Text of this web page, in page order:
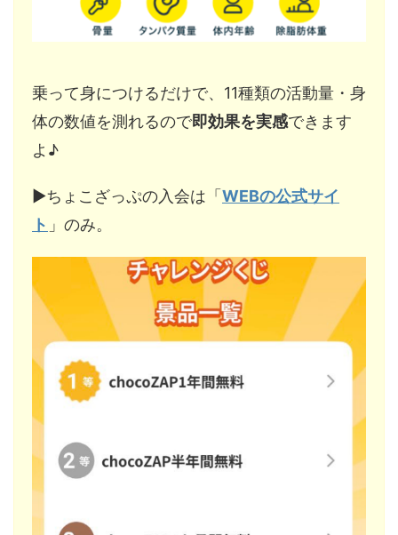
乗って身につけるだけで、11種類の活動量・身
体の数値を測れるので即効果を実感できます
よ♪
▶︎ちょこざっぷの入会は「 WEBの公式サイ
ト 」のみ。